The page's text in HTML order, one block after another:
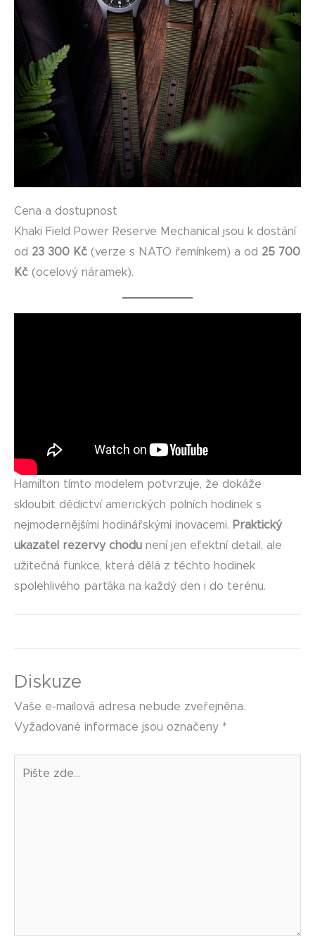
Cena a dostupnost
Khaki Field Power Reserve Mechanical jsou k dostání
od 23 300 Kč (verze s NATO řemínkem) a od 25 700
Kč (ocelový náramek).
Hamilton tímto modelem potvrzuje, že dokáže
skloubit dědictví amerických polních hodinek s
nejmodernějšími hodinářskými inovacemi. Praktický
ukazatel rezervy chodu není jen efektní detail, ale
užitečná funkce, která dělá z těchto hodinek
spolehlivého parťáka na každý den i do terénu.
Diskuze
Vaše e-mailová adresa nebude zveřejněna.
Vyžadované informace jsou označeny *